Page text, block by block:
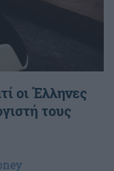
οι Έλληνες
τους